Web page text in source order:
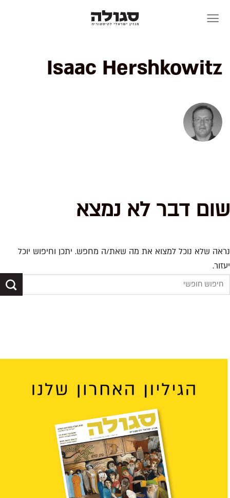
Isaac Hershkowitz
שום דבר לא נמצא
נראה שלא נוכל למצוא את מה שאת/ה מחפש. יתכן וחיפוש יוכל
יעזור.